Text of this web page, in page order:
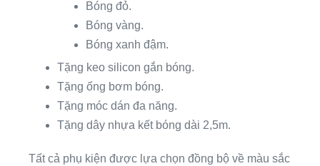
Bóng đỏ.
Bóng vàng.
Bóng xanh đậm.
Tặng keo silicon gắn bóng.
Tặng ống bơm bóng.
Tặng móc dán đa năng.
Tặng dây nhựa kết bóng dài 2,5m.
Tất cả phụ kiện được lựa chọn đồng bộ về màu sắc